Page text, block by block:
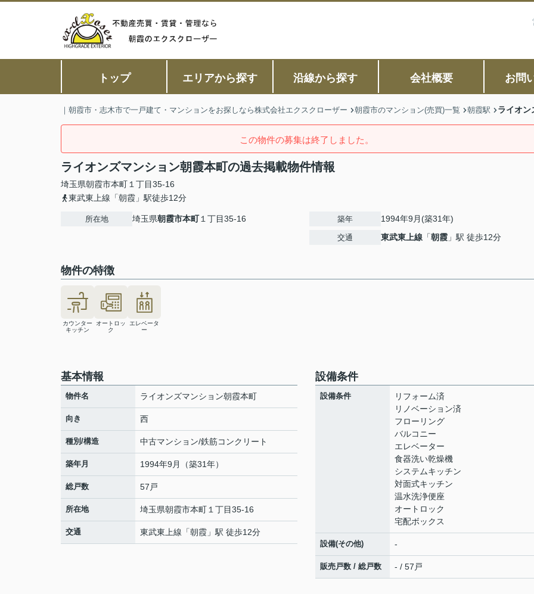
トップ エリアから探す 沿線から探す 会社概要 お問
｜朝霞市・志木市で一戸建て・マンションをお探しなら株式会社エクスクローザー 朝霞市のマンション(売買)一覧 朝霞駅 ライオン
この物件の募集は終了しました。
ライオンズマンション朝霞本町の過去掲載物件情報
埼玉県朝霞市本町 １丁目35-16
東武東上線「朝霞」駅徒歩12分
所在地 埼玉県朝霞市本町１丁目35-16 築年 1994年9月(築31年)
交通 東武東上線 「朝霞 」駅 徒歩12分
物件の特徴
カウンター
キッチン
オートロッ
ク
エレベータ
ー
基本情報
物件名 ライオンズマンション朝霞本町
向き 西
種別/構造 中古マンション/鉄筋コンクリート
築年月 1994年9月（築31年）
総戸数 57戸
所在地 埼玉県朝霞市本町 １丁目35-16
交通 東武東上線 「朝霞 」駅 徒歩12分
設備条件
設備条件
リフォーム済
リノベーション済
フローリング
バルコニー
エレベーター
食器洗い乾燥機
システムキッチン
対面式キッチン
温水洗浄便座
オートロック
宅配ボックス
設備(その他) -
販売戸数 / 総戸数 - / 57戸